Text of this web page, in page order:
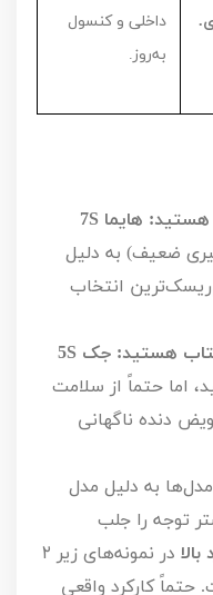
داخلی و کنسول
به‌روز.
هستید: هایما S
7
ضعیف) به دلیل
انتخاب
هستید: جک S
5
اما حتماً از سلامت
دنده ناگهانی
به دلیل مدل
توجه را جلب
بالا در نمونه‌های زیر ۲
حتماً کارکرد واقعی